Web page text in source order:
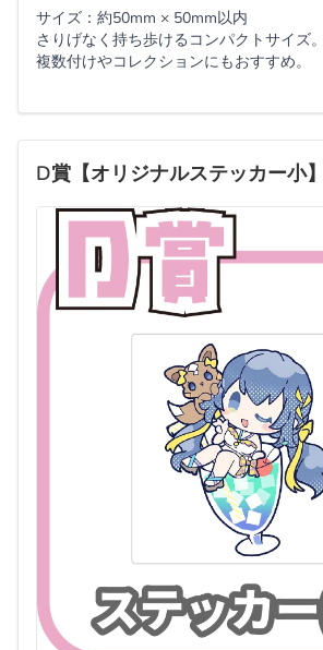
サイズ：約50mm × 50mm以内
さりげなく持ち歩けるコンパクトサイズ。
複数付けやコレクションにもおすすめ。
D賞【オリジナルステッカー小】